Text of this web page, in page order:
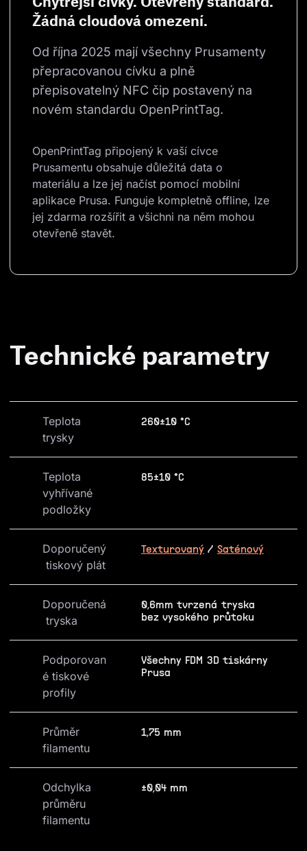
Žádná cloudová omezení.
Od října 2025 mají všechny Prusamenty
přepracovanou cívku a plně
přepisovatelný NFC čip postavený na
novém standardu OpenPrintTag.
OpenPrintTag připojený k vaší cívce
Prusamentu obsahuje důležitá data o
materiálu a lze jej načíst pomocí mobilní
aplikace Prusa. Funguje kompletně offline, lze
jej zdarma rozšířit a všichni na něm mohou
otevřeně stavět.
Technické parametry
Teplota
trysky
260±10 °C
Teplota
vyhřívané
podložky
85±10 °C
Doporučený
tiskový plát
Texturovaný / Saténový
Doporučená
tryska
0,6mm tvrzená tryska
bez vysokého průtoku
Podporovan
é tiskové
profily
Všechny FDM 3D tiskárny
Prusa
Průměr
filamentu
1,75 mm
Odchylka
průměru
filamentu
±0,04 mm